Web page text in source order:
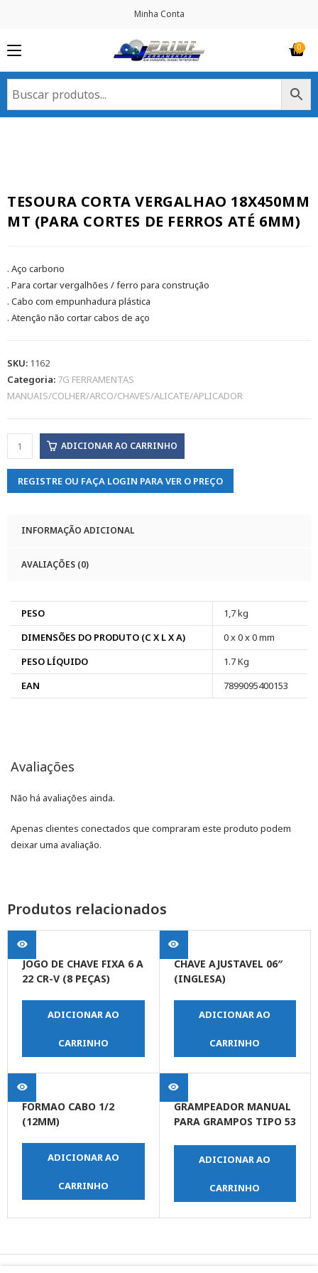
Minha Conta
TESOURA CORTA VERGALHAO 18X450MM
MT (PARA CORTES DE FERROS ATÉ 6MM)
. Aço carbono
. Para cortar vergalhões / ferro para construção
. Cabo com empunhadura plástica
. Atenção não cortar cabos de aço
SKU: 1162
Categoria: 7G FERRAMENTAS
MANUAIS/COLHER/ARCO/CHAVES/ALICATE/APLICADOR
ADICIONAR AO CARRINHO
REGISTRE OU FAÇA LOGIN PARA VER O PREÇO
INFORMAÇÃO ADICIONAL
AVALIAÇÕES (0)
PESO
1,7 kg
DIMENSÕES DO PRODUTO (C X L X A)
0 x 0 x 0 mm
PESO LÍQUIDO
1.7 Kg
EAN
7899095400153
Avaliações
Não há avaliações ainda.
Apenas clientes conectados que compraram este produto podem
deixar uma avaliação.
Produtos relacionados
JOGO DE CHAVE FIXA 6 A
22 CR-V (8 PEÇAS)
ADICIONAR AO
CARRINHO
CHAVE AJUSTAVEL 06″
(INGLESA)
ADICIONAR AO
CARRINHO
FORMAO CABO 1/2
(12MM)
ADICIONAR AO
CARRINHO
GRAMPEADOR MANUAL
PARA GRAMPOS TIPO 53
ADICIONAR AO
CARRINHO